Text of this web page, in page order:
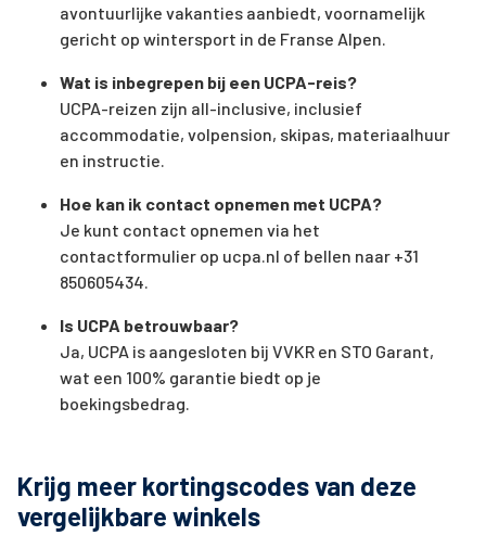
avontuurlijke vakanties aanbiedt, voornamelijk
gericht op wintersport in de Franse Alpen.
Wat is inbegrepen bij een UCPA-reis?
UCPA-reizen zijn all-inclusive, inclusief
accommodatie, volpension, skipas, materiaalhuur
en instructie.
Hoe kan ik contact opnemen met UCPA?
Je kunt contact opnemen via het
contactformulier op ucpa.nl of bellen naar +31
850605434.
Is UCPA betrouwbaar?
Ja, UCPA is aangesloten bij VVKR en STO Garant,
wat een 100% garantie biedt op je
boekingsbedrag.
Krijg meer kortingscodes van deze
vergelijkbare winkels